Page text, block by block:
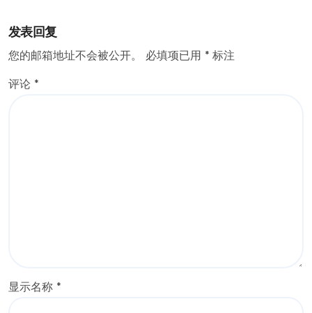
发表回复
您的邮箱地址不会被公开。 必填项已用 * 标注
评论 *
显示名称 *